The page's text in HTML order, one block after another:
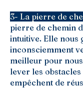
3- La pierre de
pierre de chemin
intuitive. Elle nous
inconsciemment
meilleur pour
lever les obstacles
empêchent de